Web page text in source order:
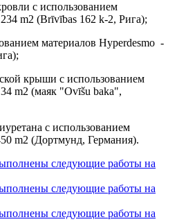
с использованием
m2 (Brīvības 162 k-2, Рига);
материалов Hyperdesmo -
крыши с использованием
m2 (маяк "Ovīšu baka",
с использованием
m2 (Дортмунд, Германия).